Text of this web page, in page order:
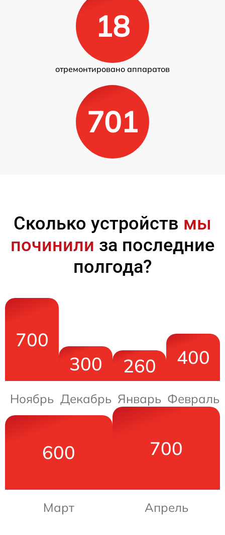
18
отремонтировано аппаратов
701
Сколько устройств мы
починили за последние
полгода?
700
Ноябрь
300
Декабрь
260
Январь
400
Февраль
600
Март
700
Апрель